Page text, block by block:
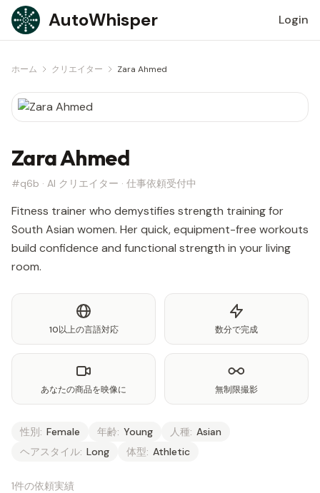
Skip to content
AutoWhisper Login
ホーム クリエイター Zara Ahmed
Zara Ahmed
#q6b · AI クリエイター · 仕事依頼受付中
Fitness trainer who demystifies strength training for
South Asian women. Her quick, equipment-free workouts
build confidence and functional strength in your living
room.
10以上の言語対応 数分で完成
あなたの商品を映像に 無制限撮影
性別: Female 年齢: Young 人種: Asian
ヘアスタイル: Long 体型: Athletic
1件の依頼実績